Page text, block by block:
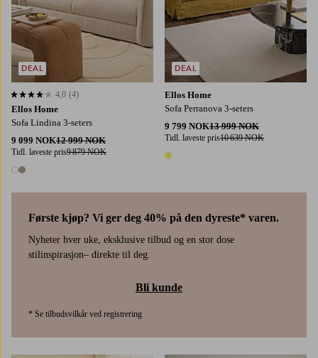
Ellos Home
Sofa Lindina 3-seters
9 099 NOK12 999 NOK
Tidl. laveste pris9 879 NOK
2 farger
4,0 basert på 4 karaktergivninger
4,0 (4)
DEAL
Ellos Home
Sofa Perranova 3-seters
9 799 NOK13 999 NOK
Tidl. laveste pris10 639 NOK
1 farge
DEAL
Første kjøp? Vi ger deg 40% på den dyreste* varen.
Nyheter hver uke, eksklusive tilbud og en stor dose
stilinspirasjon– direkte til deg.
Bli kunde
* Se tilbudsvilkår ved registrering